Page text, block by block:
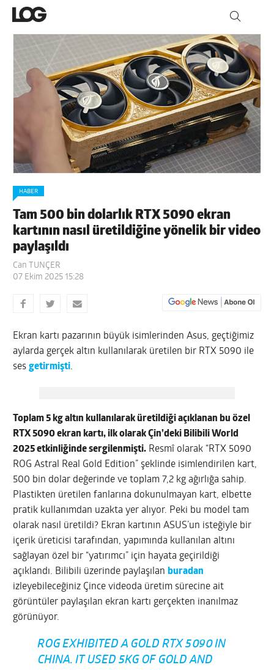
HABER
Tam 500 bin dolarlık RTX 5090 ekran
kartının nasıl üretildiğine yönelik bir video
paylaşıldı
Can TUNÇER
07 Ekim 2025 15:28
Ekran kartı pazarının büyük isimlerinden Asus, geçtiğimiz
aylarda gerçek altın kullanılarak üretilen bir RTX 5090 ile
sesgetirmişti.
Toplam 5 kg altın kullanılarak üretildiği açıklanan bu özel
RTX 5090 ekran kartı, ilk olarak Çin’deki Bilibili World
2025 etkinliğinde sergilenmişti. Resmî olarak “RTX 5090
ROG Astral Real Gold Edition” şeklinde isimlendirilen kart,
500 bin dolar değerinde ve toplam 7,2 kg ağırlığa sahip.
Plastikten üretilen fanlarına dokunulmayan kart, elbette
pratik kullanımdan uzakta yer alıyor. Peki bu model tam
olarak nasıl üretildi? Ekran kartının ASUS’un isteğiyle bir
içerik üreticisi tarafından, yapımında kullanılan altını
sağlayan özel bir “yatırımcı” için hayata geçirildiği
açıklandı. Bilibili üzerinde paylaşılan buradan
izleyebileceğiniz Çince videoda üretim sürecine ait
görüntüler paylaşılan ekran kartı gerçekten inanılmaz
görünüyor.
ROG EXHIBITED A GOLD RTX 5090 IN
CHINA. IT USED 5KG OF GOLD AND